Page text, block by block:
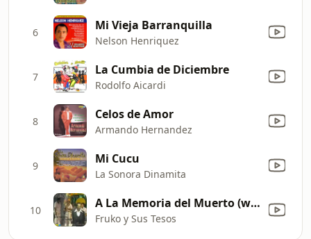
6 Mi Vieja Barranquilla
Nelson Henriquez
7 La Cumbia de Diciembre
Rodolfo Aicardi
8 Celos de Amor
Armando Hernandez
9 Mi Cucu
La Sonora Dinamita
10 A La Memoria del Muerto (with Piper Pimienta Diaz)
Fruko y Sus Tesos